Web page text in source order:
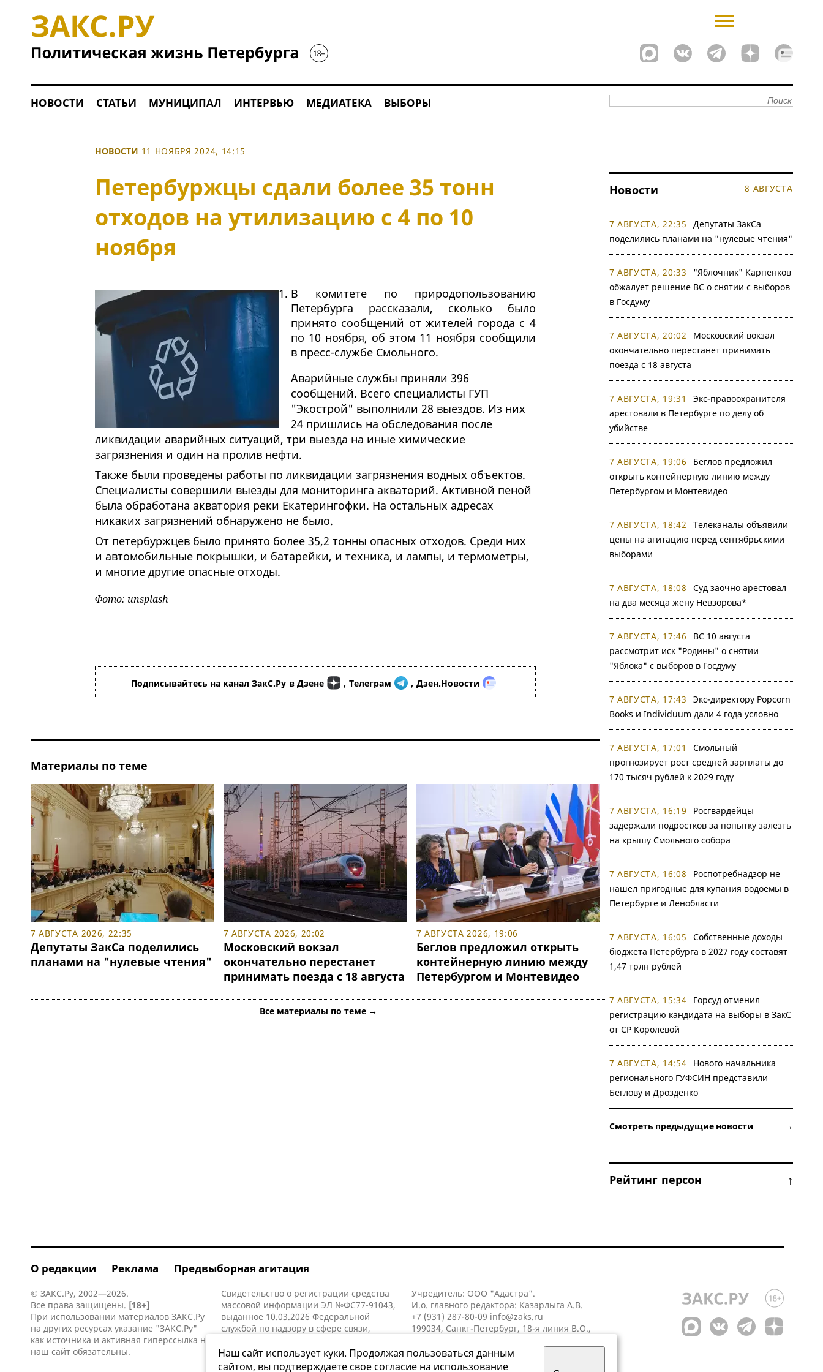
НОВОСТИ СТАТЬИ МУНИЦИПАЛ ИНТЕРВЬЮ МЕДИАТЕКА ВЫБОРЫ
НОВОСТИ 11 НОЯБРЯ 2024, 14:15
Петербуржцы сдали более 35 тонн
отходов на утилизацию с 4 по 10
ноября
В комитете по природопользованию
Петербурга рассказали, сколько было
принято сообщений от жителей города с 4
по 10 ноября, об этом 11 ноября сообщили
в пресс-службе Смольного.
Аварийные службы приняли 396
сообщений. Всего специалисты ГУП
"Экострой" выполнили 28 выездов. Из них
24 пришлись на обследования после
ликвидации аварийных ситуаций, три выезда на иные химические
загрязнения и один на пролив нефти.
Также были проведены работы по ликвидации загрязнения водных объектов.
Специалисты совершили выезды для мониторинга акваторий. Активной пеной
была обработана акватория реки Екатерингофки. На остальных адресах
никаких загрязнений обнаружено не было.
От петербуржцев было принято более 35,2 тонны опасных отходов. Среди них
и автомобильные покрышки, и батарейки, и техника, и лампы, и термометры,
и многие другие опасные отходы.
Фото: unsplash
Подписывайтесь на канал ЗакС.Ру в Дзене , Телеграм , Дзен.Новости
Материалы по теме
7 АВГУСТА 2026, 22:35
Депутаты ЗакСа поделились
планами на "нулевые чтения"
7 АВГУСТА 2026, 20:02
Московский вокзал
окончательно перестанет
принимать поезда с 18 августа
7 АВГУСТА 2026, 19:06
Беглов предложил открыть
контейнерную линию между
Петербургом и Монтевидео
Все материалы по теме →
Новости 8 АВГУСТА
7 АВГУСТА, 22:35
Депутаты ЗакСа
поделились планами на "нулевые чтения"
7 АВГУСТА, 20:33
"Яблочник" Карпенков
обжалует решение ВС о снятии с выборов
в Госдуму
7 АВГУСТА, 20:02
Московский вокзал
окончательно перестанет принимать
поезда с 18 августа
7 АВГУСТА, 19:31
Экс-правоохранителя
арестовали в Петербурге по делу об
убийстве
7 АВГУСТА, 19:06
Беглов предложил
открыть контейнерную линию между
Петербургом и Монтевидео
7 АВГУСТА, 18:42
Телеканалы объявили
цены на агитацию перед сентябрьскими
выборами
7 АВГУСТА, 18:08
Суд заочно арестовал
на два месяца жену Невзорова*
7 АВГУСТА, 17:46
ВС 10 августа
рассмотрит иск "Родины" о снятии
"Яблока" с выборов в Госдуму
7 АВГУСТА, 17:43
Экс-директору Popcorn
Books и Individuum дали 4 года условно
7 АВГУСТА, 17:01
Смольный
прогнозирует рост средней зарплаты до
170 тысяч рублей к 2029 году
7 АВГУСТА, 16:19
Росгвардейцы
задержали подростков за попытку залезть
на крышу Смольного собора
7 АВГУСТА, 16:08
Роспотребнадзор не
нашел пригодные для купания водоемы в
Петербурге и Ленобласти
7 АВГУСТА, 16:05
Собственные доходы
бюджета Петербурга в 2027 году составят
1,47 трлн рублей
7 АВГУСТА, 15:34
Горсуд отменил
регистрацию кандидата на выборы в ЗакС
от СР Королевой
7 АВГУСТА, 14:54
Нового начальника
регионального ГУФСИН представили
Беглову и Дрозденко
Смотреть предыдущие новости →
Рейтинг персон ↑
О редакции Реклама Предвыборная агитация
© ЗАКС.Ру, 2002—2026.
Все права защищены. [18+]
При использовании материалов ЗАКС.Ру
на других ресурсах указание "ЗАКС.Ру"
как источника и активная гиперссылка на
наш сайт обязательны.
Свидетельство о регистрации средства
массовой информации ЭЛ №ФС77-91043,
выданное 10.03.2026 Федеральной
службой по надзору в сфере связи,
коммуникаций (Роскомнадзор).
Учредитель: ООО "Адастра".
И.о. главного редактора: Казарлыга А.В.
+7 (931) 287-80-09 info@zaks.ru
199034, Санкт-Петербург, 18-я линия В.О.,
Наш сайт использует куки. Продолжая пользоваться данным
сайтом, вы подтверждаете свое согласие на использование